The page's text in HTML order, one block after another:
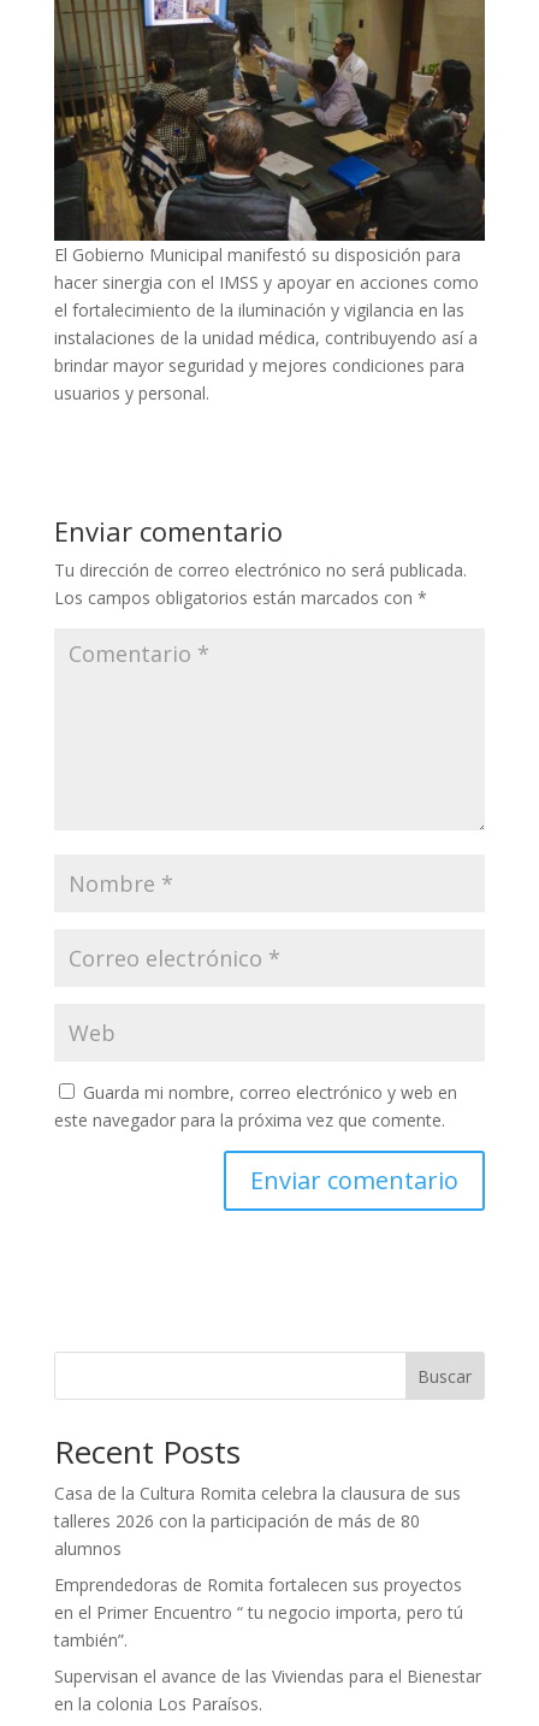
El Gobierno Municipal manifestó su disposición para
hacer sinergia con el IMSS y apoyar en acciones como
el fortalecimiento de la iluminación y vigilancia en las
instalaciones de la unidad médica, contribuyendo así a
brindar mayor seguridad y mejores condiciones para
usuarios y personal.
Enviar comentario
Tu dirección de correo electrónico no será publicada.
Los campos obligatorios están marcados con *
Guarda mi nombre, correo electrónico y web en
este navegador para la próxima vez que comente.
Buscar
Recent Posts
Casa de la Cultura Romita celebra la clausura de sus
talleres 2026 con la participación de más de 80
alumnos
Emprendedoras de Romita fortalecen sus proyectos
en el Primer Encuentro “ tu negocio importa, pero tú
también”.
Supervisan el avance de las Viviendas para el Bienestar
en la colonia Los Paraísos.